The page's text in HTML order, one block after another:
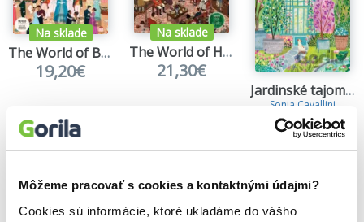
Môžeme pracovať s cookies a kontaktnými údajmi?
Cookies sú informácie, ktoré ukladáme do vášho
Na sklade
The World of Bridgerton - 1000 Piece Puzzle
19,20€
Na sklade
The World of Hercule Poirot
21,30€
Jardinské tajomstvo
Sonia Cavallini
19,89€
Vybrané pre teba